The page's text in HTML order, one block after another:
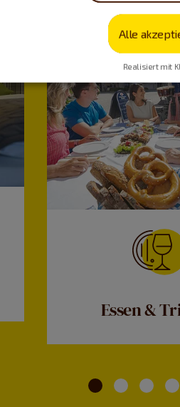
Essen &
Alle
Realisiert mit